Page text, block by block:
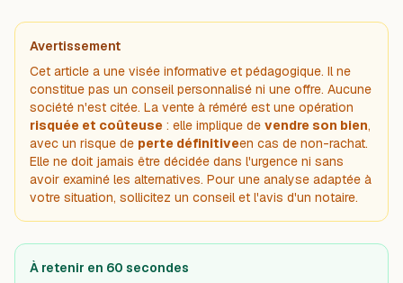
Avertissement
Cet article a une visée informative et pédagogique. Il ne
constitue pas un conseil personnalisé ni une offre. Aucune
société n'est citée. La vente à réméré est une opération
risquée et coûteuse : elle implique de vendre son bien,
avec un risque de perte définitiveen cas de non-rachat.
Elle ne doit jamais être décidée dans l'urgence ni sans
avoir examiné les alternatives. Pour une analyse adaptée à
votre situation, sollicitez un conseil et l'avis d'un notaire.
À retenir en 60 secondes